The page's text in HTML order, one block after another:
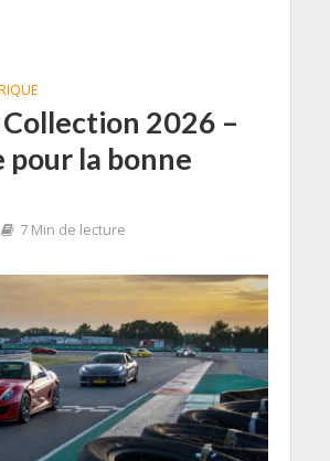
2026 –
pour la bonne
7 Min de lecture